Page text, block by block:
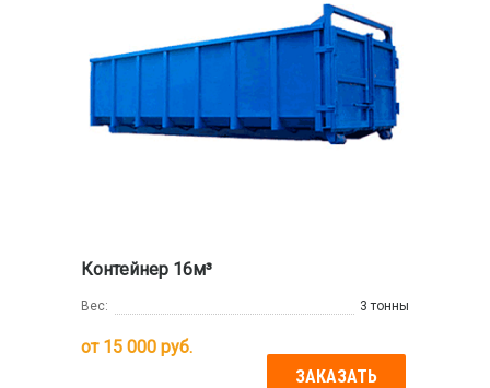
Контейнер 16м³
Вес: 3 тонны
от 15 000 руб.
ЗАКАЗАТЬ